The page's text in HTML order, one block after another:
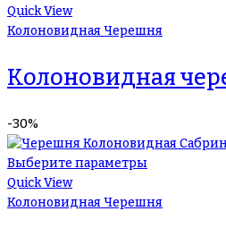
Quick View
Колоновидная Черешня
Колоновидная
-30%
Выберите параметры
Quick View
Колоновидная Черешня